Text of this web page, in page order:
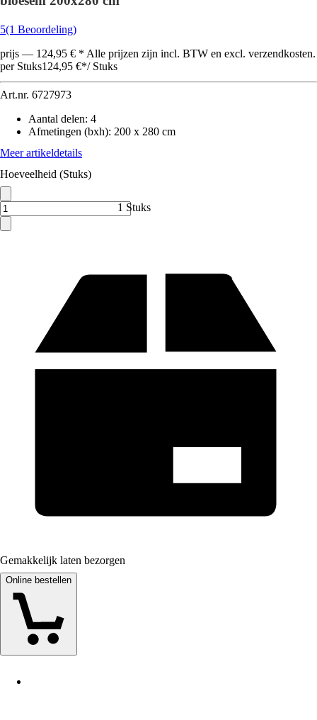
5(1 Beoordeling)
prijs — 124,95 € * Alle prijzen zijn incl. BTW en excl. verzendkosten.
per Stuks124,95 €*/ Stuks
Art.nr. 6727973
Aantal delen: 4
Afmetingen (bxh): 200 x 280 cm
Meer artikeldetails
Hoeveelheid (Stuks)
1 Stuks
Gemakkelijk laten bezorgen
Online bestellen